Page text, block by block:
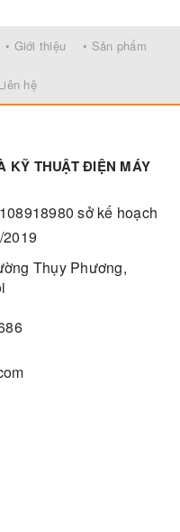
• Giới thiệu • Sản phẩm
hệ
KỸ THUẬT ĐIỆN MÁY
sở kế hoạch
Thụy Phương,